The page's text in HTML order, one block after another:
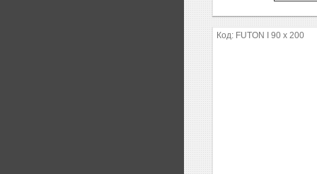
FUTON I 90 x 200